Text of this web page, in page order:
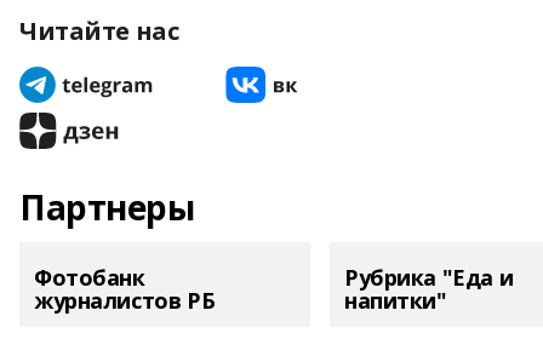
Читайте нас
Партнеры
Фотобанк
журналистов РБ
Рубрика "Еда и
напитки"